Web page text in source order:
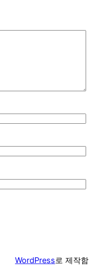
WordPress로 제작함